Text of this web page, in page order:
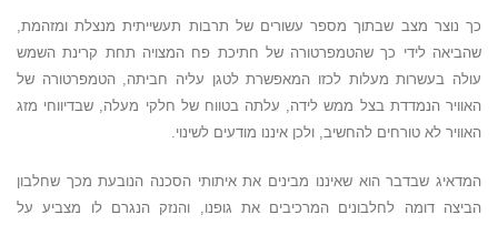
כך נוצר מצב שבתוך מספר עשורים של תרבות תעשייתית מנצלת ומזהמת,
שהביאה לידי כך שהטמפרטורה של חתיכת פח המצויה תחת קרינת השמש
עולה בעשרות מעלות לכזו המאפשרת לטגן עליה חביתה, הטמפרטורה של
האוויר הנמדדת בצל ממש לידה, עלתה בטווח של חלקי מעלה, שבדיווחי מזג
האוויר לא טורחים להחשיב, ולכן איננו מודעים לשינוי.
המדאיג שבדבר הוא שאיננו מבינים את איתותי הסכנה הנובעת מכך שחלבון
הביצה דומה לחלבונים המרכיבים את גופנו, והנזק הנגרם לו מצביע על